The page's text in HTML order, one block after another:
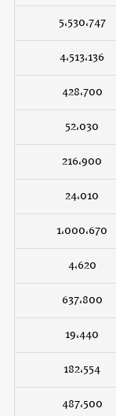
5,530,747
4,513,136
428,700
52,030
216,900
24,010
1,000,670
4,620
637,800
19,440
182,554
487,500